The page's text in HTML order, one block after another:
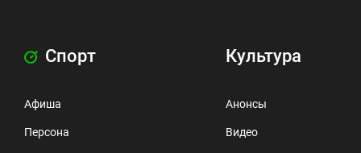
Спорт
Афиша
Персона
Культура
Анонсы
Видео